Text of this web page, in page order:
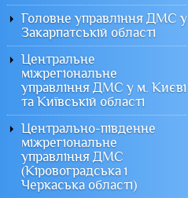
Головне управління ДМС у
Закарпатській області
Центральне
міжрегіональне
управління ДМС у м. Києві
та Київській області
Центрально-південне
міжрегіональне
управління ДМС
(Кіровоградська і
Черкаська області)